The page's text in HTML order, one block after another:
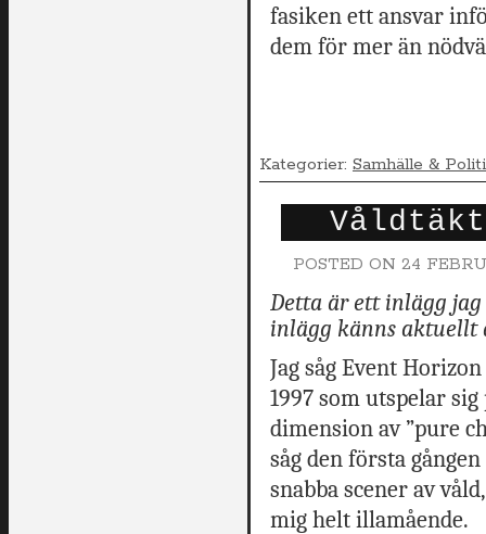
fasiken ett ansvar
dem för mer än
Kategorier: Samhälle &
Våldtäkt
POSTED ON 24
Detta är ett inlägg jag
inlägg känns aktuellt
Jag såg Event
1997 som utspelar
dimension av ”pure
såg den första
snabba scener av
mig helt illamående.